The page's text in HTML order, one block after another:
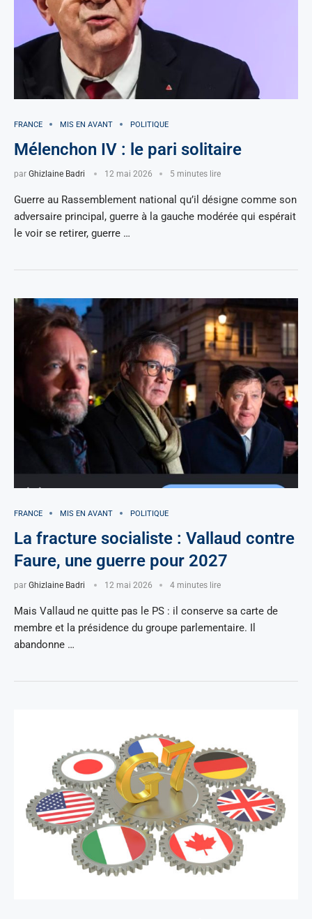
FRANCE MIS EN AVANT POLITIQUE
Mélenchon IV : le pari solitaire
par Ghizlaine Badri 12 mai 2026 5 minutes lire
Guerre au Rassemblement national qu’il désigne comme son
adversaire principal, guerre à la gauche modérée qui espérait
le voir se retirer, guerre …
FRANCE MIS EN AVANT POLITIQUE
La fracture socialiste : Vallaud contre
Faure, une guerre pour 2027
par Ghizlaine Badri 12 mai 2026 4 minutes lire
Mais Vallaud ne quitte pas le PS : il conserve sa carte de
membre et la présidence du groupe parlementaire. Il
abandonne …